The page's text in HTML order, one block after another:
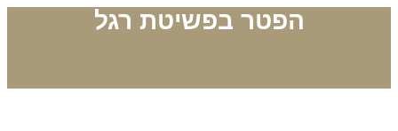
הפטר בפשיטת רגל